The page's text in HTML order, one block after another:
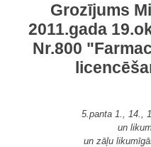
Grozījums
2011.gada
Nr.800
5.panta 1., 14.,
un
un zāļu